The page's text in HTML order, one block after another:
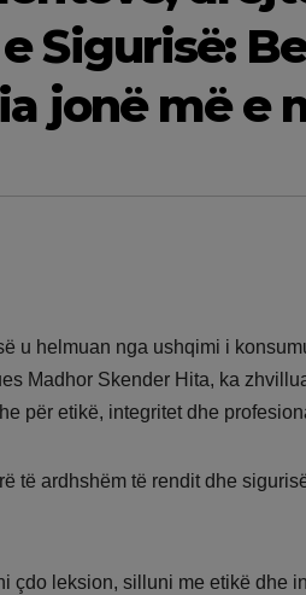
Sigurisë:
jonë më e
u helmuan nga ushqimi i
Madhor Skender Hita, ka
për etikë, integritet dhe
të ardhshëm të rendit dhe
çdo leksion, silluni me etikë dhe